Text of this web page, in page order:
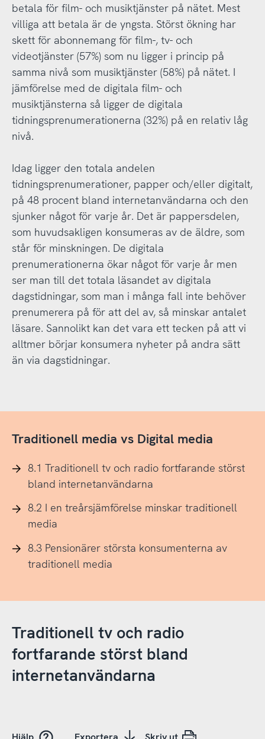
betala för film- och musiktjänster på nätet. Mest
villiga att betala är de yngsta. Störst ökning har
skett för abonnemang för film-, tv- och
videotjänster (57%) som nu ligger i princip på
samma nivå som musiktjänster (58%) på nätet. I
jämförelse med de digitala film- och
musiktjänsterna så ligger de digitala
tidningsprenumerationerna (32%) på en relativ låg
nivå.
Idag ligger den totala andelen
tidningsprenumerationer, papper och/eller digitalt,
på 48 procent bland internetanvändarna och den
sjunker något för varje år. Det är pappersdelen,
som huvudsakligen konsumeras av de äldre, som
står för minskningen. De digitala
prenumerationerna ökar något för varje år men
ser man till det totala läsandet av digitala
dagstidningar, som man i många fall inte behöver
prenumerera på för att del av, så minskar antalet
läsare. Sannolikt kan det vara ett tecken på att vi
alltmer börjar konsumera nyheter på andra sätt
än via dagstidningar.
Traditionell media vs Digital media
8.1 Traditionell tv och radio fortfarande störst
bland internetanvändarna
8.2 I en treårsjämförelse minskar traditionell
media
8.3 Pensionärer största konsumenterna av
traditionell media
Traditionell tv och radio
fortfarande störst bland
internetanvändarna